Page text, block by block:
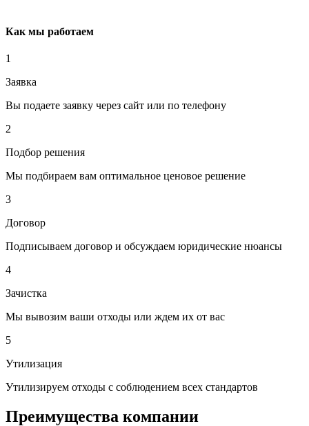
Как мы работаем
1
Заявка
Вы подаете заявку через сайт или по телефону
2
Подбор решения
Мы подбираем вам оптимальное ценовое решение
3
Договор
Подписываем договор и обсуждаем юридические нюансы
4
Зачистка
Мы вывозим ваши отходы или ждем их от вас
5
Утилизация
Утилизируем отходы с соблюдением всех стандартов
Преимущества компании